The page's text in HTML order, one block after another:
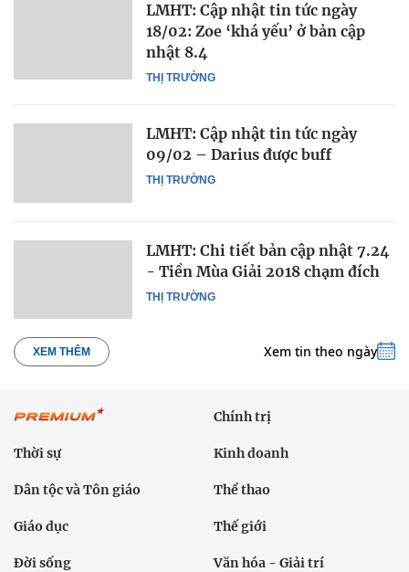
THỊ TRƯỜNG
LMHT: Cập nhật tin tức ngày
18/02: Zoe ‘khá yếu’ ở bản cập
nhật 8.4
THỊ TRƯỜNG
LMHT: Cập nhật tin tức ngày
09/02 – Darius được buff
THỊ TRƯỜNG
LMHT: Chi tiết bản cập nhật 7.24
- Tiền Mùa Giải 2018 chạm đích
XEM THÊM Xem tin theo ngày
Chính trị
Thời sự Kinh doanh
Dân tộc và Tôn giáo Thể thao
Giáo dục Thế giới
Đời sống Văn hóa - Giải trí